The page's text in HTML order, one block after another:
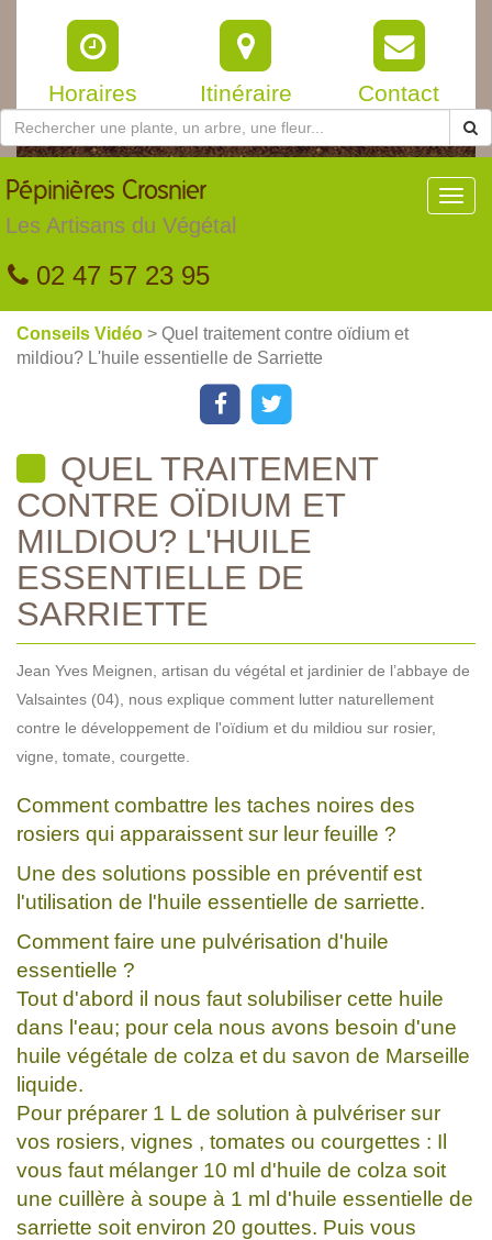
Horaires Itinéraire Contact
Pépinières Crosnier
Les Artisans du Végétal
02 47 57 23 95
Conseils Vidéo > Quel traitement contre oïdium et
mildiou? L'huile essentielle de Sarriette
QUEL TRAITEMENT
CONTRE OÏDIUM ET
MILDIOU? L'HUILE
ESSENTIELLE DE
SARRIETTE
Jean Yves Meignen, artisan du végétal et jardinier de l’abbaye de
Valsaintes (04), nous explique comment lutter naturellement
contre le développement de l'oïdium et du mildiou sur rosier,
vigne, tomate, courgette.
Comment combattre les taches noires des
rosiers qui apparaissent sur leur feuille ?
Une des solutions possible en préventif est
l'utilisation de l'huile essentielle de sarriette.
Comment faire une pulvérisation d'huile
essentielle ?
Tout d'abord il nous faut solubiliser cette huile
dans l'eau; pour cela nous avons besoin d'une
huile végétale de colza et du savon de Marseille
liquide.
Pour préparer 1 L de solution à pulvériser sur
vos rosiers, vignes , tomates ou courgettes : Il
vous faut mélanger 10 ml d'huile de colza soit
une cuillère à soupe à 1 ml d'huile essentielle de
sarriette soit environ 20 gouttes. Puis vous